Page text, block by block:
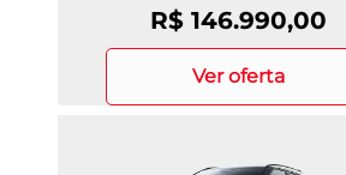
R$ 146.990,00
ver oferta